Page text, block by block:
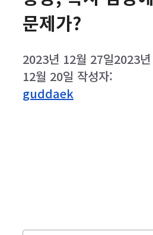
문제가?
2023년 12월 27일2023년
12월 20일 작성자:
guddaek